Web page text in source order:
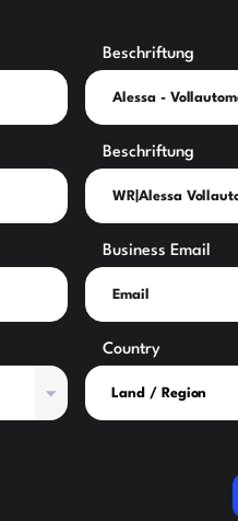
Beschriftung
Beschriftung
Business Email
Country